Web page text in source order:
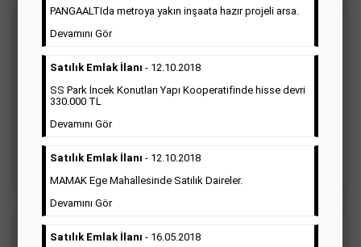
ilanı, vasıta ilanı başlıkları altında toplanmaktadır. Hürriyet
gazetesi seri ilanlar, Türkiye baskısı, İstanbul baskısı, Ankara
baskısı, Ege baskısı, Akdeniz baskısı, Çukurova baskısı ve diğer
Sosyal İlan (Vefat, Başsağlığı, Anma, Teşekkür)
PANGAALTIda metroya yakın inşaata hazır projeli arsa.
Devamını Gör
Satılık Emlak İlanı - 12.10.2018
SS Park İncek Konutları Yapı Kooperatifinde hisse devri
330.000 TL
Devamını Gör
Satılık Emlak İlanı - 12.10.2018
MAMAK Ege Mahallesinde Satılık Daireler.
Devamını Gör
Satılık Emlak İlanı - 16.05.2018